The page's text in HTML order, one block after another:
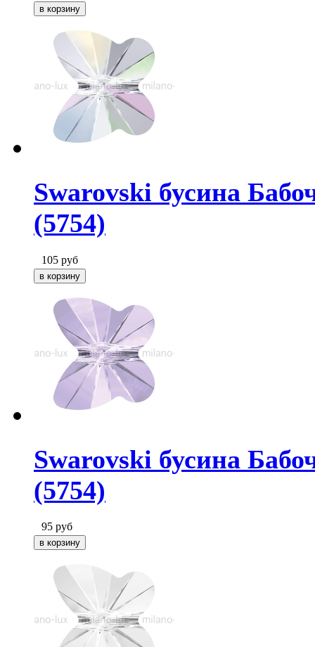
Swarovski бусина
(5754)
105 руб
Swarovski бусина
(5754)
95 руб